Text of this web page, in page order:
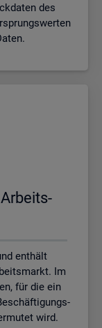
des
Ar­beits­
enthält
Im
für die ein
wird.